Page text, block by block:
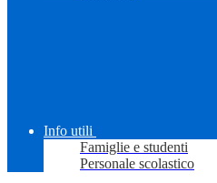
Info utili
Famiglie e studenti
Personale scolastico